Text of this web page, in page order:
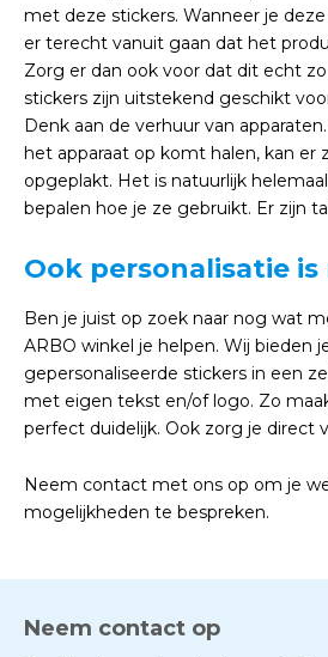
met deze stickers. Wanneer je
er terecht vanuit gaan dat het
Zorg er dan ook voor dat dit echt
stickers zijn uitstekend geschikt
Denk aan de verhuur van
het apparaat op komt halen, kan er
opgeplakt. Het is natuurlijk
bepalen hoe je ze gebruikt. Er zijn
Ook personalisatie
Ben je juist op zoek naar nog wat
ARBO winkel je helpen. Wij bieden
gepersonaliseerde stickers in een
met eigen tekst en/of logo. Zo
perfect duidelijk. Ook zorg je direct
Neem contact met ons op om je
mogelijkheden te bespreken.
Neem contact op